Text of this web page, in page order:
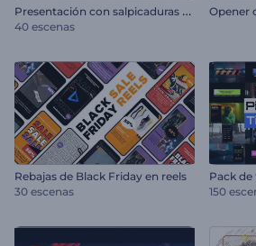
P
resentación con salpicaduras de tinta
40 escenas
Opener
Rebajas de Black Friday en reels
30 escenas
Pack
150